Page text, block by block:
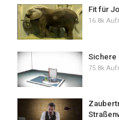
Fit für
16.8k
Sichere
75.8k